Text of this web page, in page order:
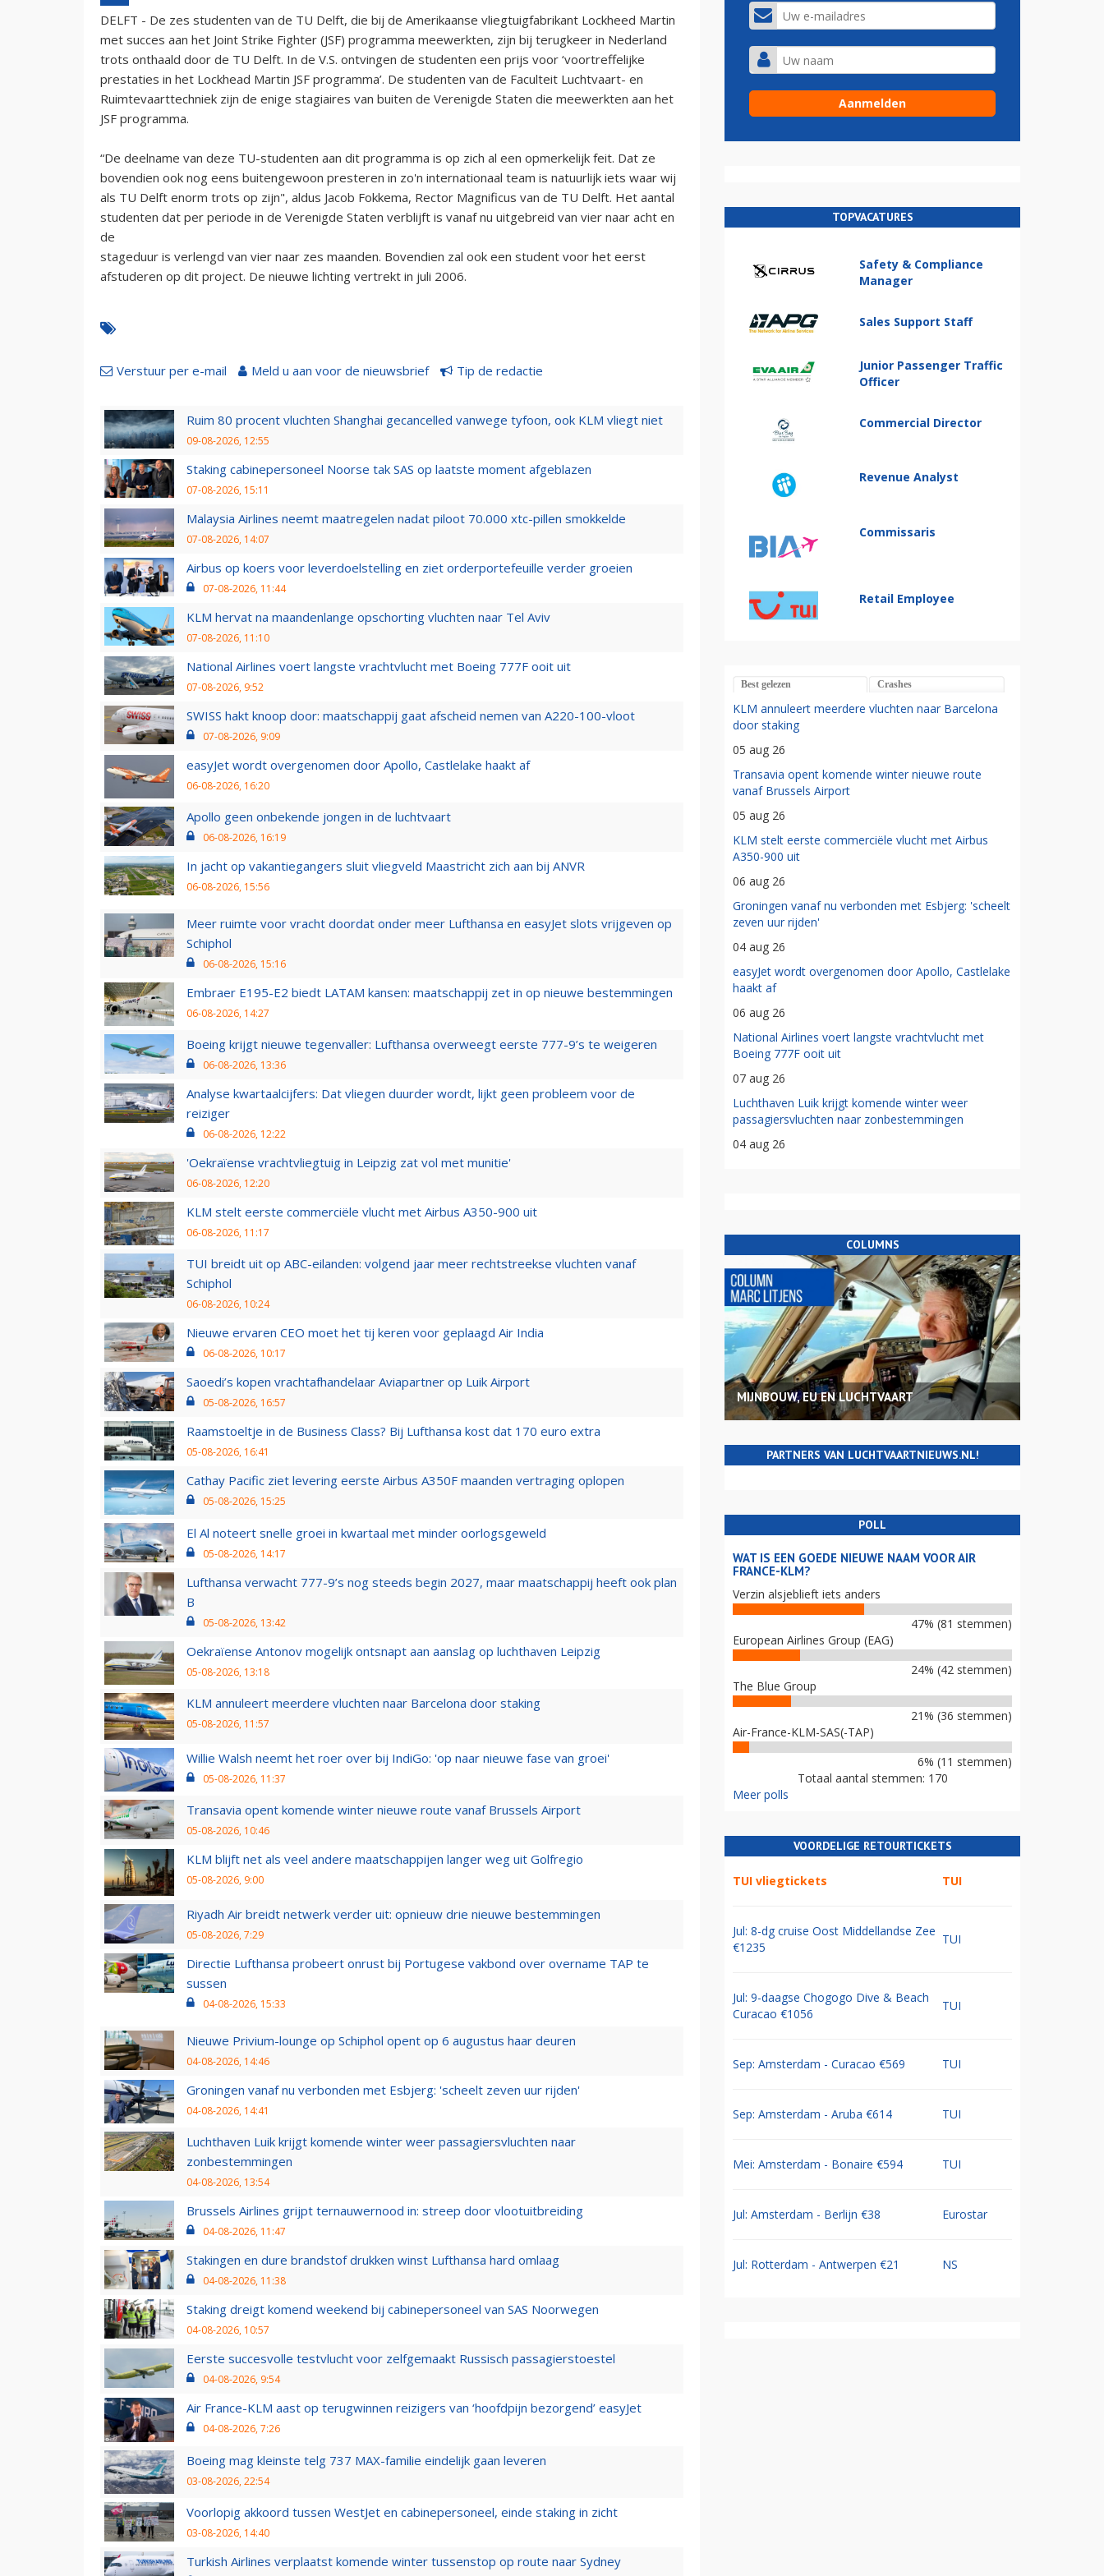
DELFT - De zes studenten van de TU Delft, die bij de Amerikaanse vliegtuigfabrikant Lockheed Martin
met succes aan het Joint Strike Fighter (JSF) programma meewerkten, zijn bij terugkeer in Nederland
trots onthaald door de TU Delft. In de V.S. ontvingen de studenten een prijs voor ‘voortreffelijke
prestaties in het Lockhead Martin JSF programma’. De studenten van de Faculteit Luchtvaart- en
Ruimtevaarttechniek zijn de enige stagiaires van buiten de Verenigde Staten die meewerkten aan het
JSF programma.
“De deelname van deze TU-studenten aan dit programma is op zich al een opmerkelijk feit. Dat ze
bovendien ook nog eens buitengewoon presteren in zo'n internationaal team is natuurlijk iets waar wij
als TU Delft enorm trots op zijn", aldus Jacob Fokkema, Rector Magnificus van de TU Delft. Het aantal
studenten dat per periode in de Verenigde Staten verblijft is vanaf nu uitgebreid van vier naar acht en
de
stageduur is verlengd van vier naar zes maanden. Bovendien zal ook een student voor het eerst
afstuderen op dit project. De nieuwe lichting vertrekt in juli 2006.
Verstuur per e-mail Meld u aan voor de nieuwsbrief Tip de redactie
Ruim 80 procent vluchten Shanghai gecancelled vanwege tyfoon, ook KLM vliegt niet
09-08-2026, 12:55
Staking cabinepersoneel Noorse tak SAS op laatste moment afgeblazen
07-08-2026, 15:11
Malaysia Airlines neemt maatregelen nadat piloot 70.000 xtc-pillen smokkelde
07-08-2026, 14:07
Airbus op koers voor leverdoelstelling en ziet orderportefeuille verder groeien
07-08-2026, 11:44
KLM hervat na maandenlange opschorting vluchten naar Tel Aviv
07-08-2026, 11:10
National Airlines voert langste vrachtvlucht met Boeing 777F ooit uit
07-08-2026, 9:52
SWISS hakt knoop door: maatschappij gaat afscheid nemen van A220-100-vloot
07-08-2026, 9:09
easyJet wordt overgenomen door Apollo, Castlelake haakt af
06-08-2026, 16:20
Apollo geen onbekende jongen in de luchtvaart
06-08-2026, 16:19
In jacht op vakantiegangers sluit vliegveld Maastricht zich aan bij ANVR
06-08-2026, 15:56
Meer ruimte voor vracht doordat onder meer Lufthansa en easyJet slots vrijgeven op
Schiphol
06-08-2026, 15:16
Embraer E195-E2 biedt LATAM kansen: maatschappij zet in op nieuwe bestemmingen
06-08-2026, 14:27
Boeing krijgt nieuwe tegenvaller: Lufthansa overweegt eerste 777-9’s te weigeren
06-08-2026, 13:36
Analyse kwartaalcijfers: Dat vliegen duurder wordt, lijkt geen probleem voor de
reiziger
06-08-2026, 12:22
'Oekraïense vrachtvliegtuig in Leipzig zat vol met munitie'
06-08-2026, 12:20
KLM stelt eerste commerciële vlucht met Airbus A350-900 uit
06-08-2026, 11:17
TUI breidt uit op ABC-eilanden: volgend jaar meer rechtstreekse vluchten vanaf
Schiphol
06-08-2026, 10:24
Nieuwe ervaren CEO moet het tij keren voor geplaagd Air India
06-08-2026, 10:17
Saoedi’s kopen vrachtafhandelaar Aviapartner op Luik Airport
05-08-2026, 16:57
Raamstoeltje in de Business Class? Bij Lufthansa kost dat 170 euro extra
05-08-2026, 16:41
Cathay Pacific ziet levering eerste Airbus A350F maanden vertraging oplopen
05-08-2026, 15:25
El Al noteert snelle groei in kwartaal met minder oorlogsgeweld
05-08-2026, 14:17
Lufthansa verwacht 777-9’s nog steeds begin 2027, maar maatschappij heeft ook plan
B
05-08-2026, 13:42
Oekraïense Antonov mogelijk ontsnapt aan aanslag op luchthaven Leipzig
05-08-2026, 13:18
KLM annuleert meerdere vluchten naar Barcelona door staking
05-08-2026, 11:57
Willie Walsh neemt het roer over bij IndiGo: 'op naar nieuwe fase van groei'
05-08-2026, 11:37
Transavia opent komende winter nieuwe route vanaf Brussels Airport
05-08-2026, 10:46
KLM blijft net als veel andere maatschappijen langer weg uit Golfregio
05-08-2026, 9:00
Riyadh Air breidt netwerk verder uit: opnieuw drie nieuwe bestemmingen
05-08-2026, 7:29
Directie Lufthansa probeert onrust bij Portugese vakbond over overname TAP te
sussen
04-08-2026, 15:33
Nieuwe Privium-lounge op Schiphol opent op 6 augustus haar deuren
04-08-2026, 14:46
Groningen vanaf nu verbonden met Esbjerg: 'scheelt zeven uur rijden'
04-08-2026, 14:41
Luchthaven Luik krijgt komende winter weer passagiersvluchten naar
zonbestemmingen
04-08-2026, 13:54
Brussels Airlines grijpt ternauwernood in: streep door vlootuitbreiding
04-08-2026, 11:47
Stakingen en dure brandstof drukken winst Lufthansa hard omlaag
04-08-2026, 11:38
Staking dreigt komend weekend bij cabinepersoneel van SAS Noorwegen
04-08-2026, 10:57
Eerste succesvolle testvlucht voor zelfgemaakt Russisch passagierstoestel
04-08-2026, 9:54
Air France-KLM aast op terugwinnen reizigers van ‘hoofdpijn bezorgend’ easyJet
04-08-2026, 7:26
Boeing mag kleinste telg 737 MAX-familie eindelijk gaan leveren
03-08-2026, 22:54
Voorlopig akkoord tussen WestJet en cabinepersoneel, einde staking in zicht
03-08-2026, 14:40
Turkish Airlines verplaatst komende winter tussenstop op route naar Sydney
TOPVACATURES
Safety & Compliance
Manager
Sales Support Staff
Junior Passenger Traffic
Officer
Commercial Director
Revenue Analyst
Commissaris
Retail Employee
Best gelezen Crashes
KLM annuleert meerdere vluchten naar Barcelona
door staking
05 aug 26
Transavia opent komende winter nieuwe route
vanaf Brussels Airport
05 aug 26
KLM stelt eerste commerciële vlucht met Airbus
A350-900 uit
06 aug 26
Groningen vanaf nu verbonden met Esbjerg: 'scheelt
zeven uur rijden'
04 aug 26
easyJet wordt overgenomen door Apollo, Castlelake
haakt af
06 aug 26
National Airlines voert langste vrachtvlucht met
Boeing 777F ooit uit
07 aug 26
Luchthaven Luik krijgt komende winter weer
passagiersvluchten naar zonbestemmingen
04 aug 26
COLUMNS
MIJNBOUW, EU EN LUCHTVAART
PARTNERS VAN LUCHTVAARTNIEUWS.NL!
POLL
WAT IS EEN GOEDE NIEUWE NAAM VOOR AIR
FRANCE-KLM?
Verzin alsjeblieft iets anders
47% (81 stemmen)
European Airlines Group (EAG)
24% (42 stemmen)
The Blue Group
21% (36 stemmen)
Air-France-KLM-SAS(-TAP)
6% (11 stemmen)
Totaal aantal stemmen: 170
Meer polls
VOORDELIGE RETOURTICKETS
TUI vliegtickets TUI
Jul: 8-dg cruise Oost Middellandse Zee
€1235
TUI
Jul: 9-daagse Chogogo Dive & Beach
Curacao €1056
TUI
Sep: Amsterdam - Curacao €569 TUI
Sep: Amsterdam - Aruba €614 TUI
Mei: Amsterdam - Bonaire €594 TUI
Jul: Amsterdam - Berlijn €38 Eurostar
Jul: Rotterdam - Antwerpen €21 NS